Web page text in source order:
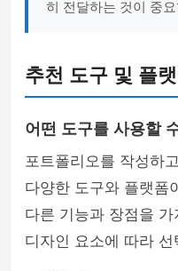
히 전달하는 것이 중
추천 도구 및 플
어떤 도구를 사용할
포트폴리오를 작성하
다양한 도구와 플랫폼
다른 기능과 장점을
디자인 요소에 따라